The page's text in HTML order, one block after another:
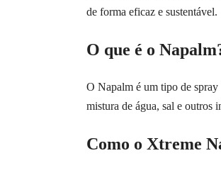
de forma eficaz e sustentável.
O que é o
O Napalm é um tipo de
mistura de água, sal e outros
Como o Xtreme